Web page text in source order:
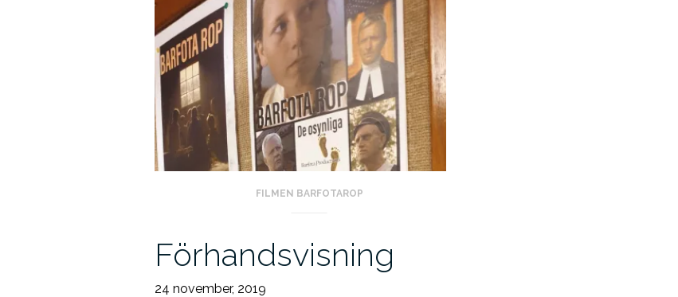
FILMEN BARFOTAROP
Förhandsvisning
24 november, 2019